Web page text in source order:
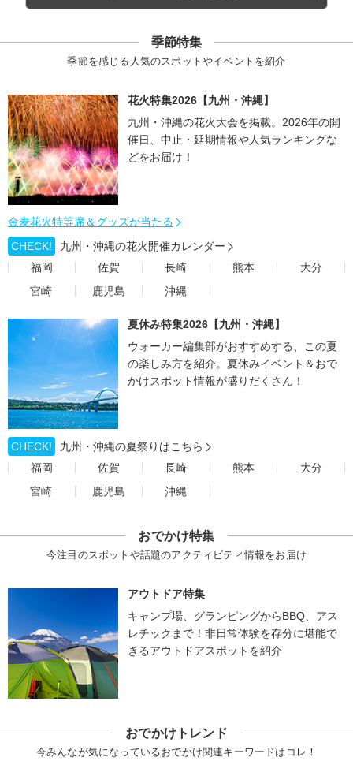
季節特集
季節を感じる人気のスポットやイベントを紹介
花火特集2026【九州・沖縄】
九州・沖縄の花火大会を掲載。2026年の開
催日、中止・延期情報や人気ランキングな
どをお届け！
金麦花火特等席＆グッズが当たる
CHECK!
九州・沖縄の花火開催カレンダー
福岡
佐賀 長崎 熊本
大分
宮崎
鹿児島 沖縄
夏休み特集2026【九州・沖縄】
ウォーカー編集部がおすすめする、この夏
の楽しみ方を紹介。夏休みイベント＆おで
かけスポット情報が盛りだくさん！
CHECK!
九州・沖縄の夏祭りはこちら
福岡
佐賀 長崎 熊本
大分
宮崎
鹿児島 沖縄
おでかけ特集
今注目のスポットや話題のアクティビティ情報をお届け
アウトドア特集
キャンプ場、グランピングからBBQ、アス
レチックまで！非日常体験を存分に堪能で
きるアウトドアスポットを紹介
おでかけトレンド
今みんなが気になっているおでかけ関連キーワードはコレ！